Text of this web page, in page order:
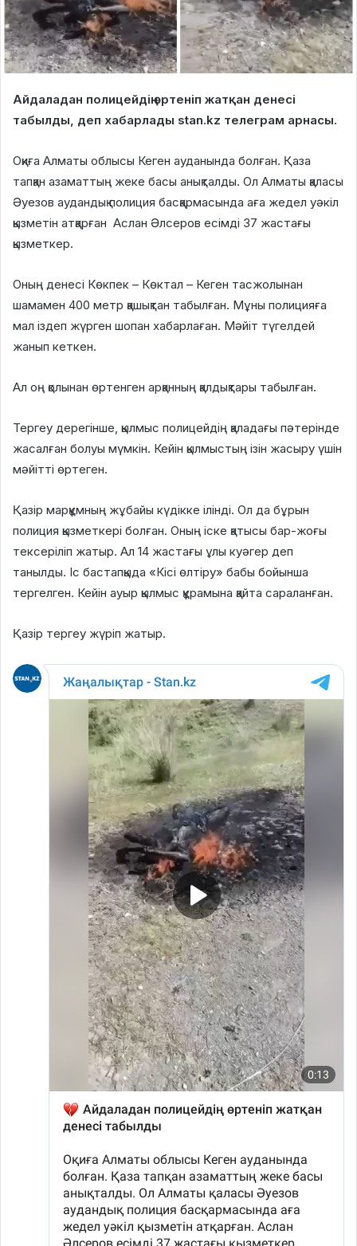
Айдаладан полицейдің өртеніп жатқан денесі
табылды, деп хабарлады stan.kz телеграм арнасы.
Оқиға Алматы облысы Кеген ауданында болған. Қаза
тапқан азаматтың жеке басы анықталды. Ол Алматы қаласы
Әуезов аудандық полиция басқармасында аға жедел уәкіл
қызметін атқарған Аслан Әлсеров есімді 37 жастағы
қызметкер.
Оның денесі Көкпек – Көктал – Кеген тасжолынан
шамамен 400 метр қашықтан табылған. Мұны полицияға
мал іздеп жүрген шопан хабарлаған. Мәйіт түгелдей
жанып кеткен.
Ал оң қолынан өртенген арқанның қалдықтары табылған.
Тергеу дерегінше, қылмыс полицейдің қаладағы пәтерінде
жасалған болуы мүмкін. Кейін қылмыстың ізін жасыру үшін
мәйітті өртеген.
Қазір марқұмның жұбайы күдікке ілінді. Ол да бұрын
полиция қызметкері болған. Оның іске қатысы бар-жоғы
тексеріліп жатыр. Ал 14 жастағы ұлы куәгер деп
танылды. Іс бастапқыда «Кісі өлтіру» бабы бойынша
тергелген. Кейін ауыр қылмыс құрамына қайта сараланған.
Қазір тергеу жүріп жатыр.